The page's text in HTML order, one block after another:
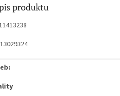
produktu